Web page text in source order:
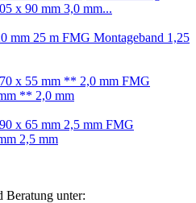
x 90 mm 3,0 mm...
FMG Montageband 1,25
FMG
** 2,0 mm
FMG
2,5 mm
Beratung unter: